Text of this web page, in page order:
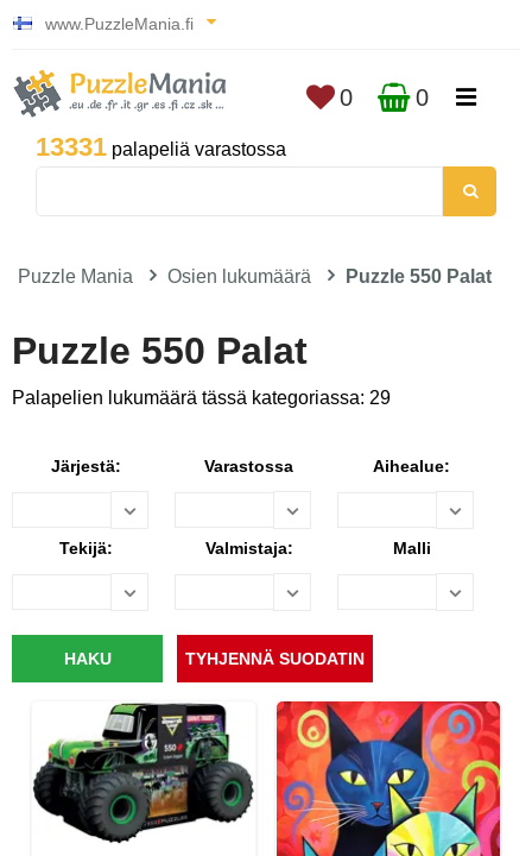
www.PuzzleMania.fi
13331 palapeliä varastossa
0 0
Puzzle Mania Osien lukumäärä Puzzle 550 Palat
Puzzle 550 Palat
Palapelien lukumäärä tässä kategoriassa: 29
Järjestä: Varastossa Aihealue:
Tekijä: Valmistaja: Malli